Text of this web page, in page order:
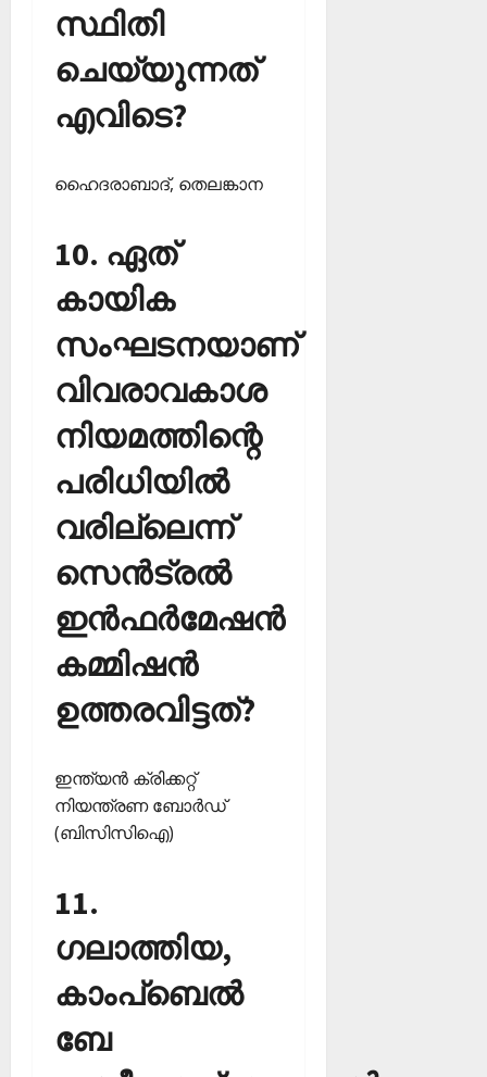
സ്ഥിതി
ചെയ്യുന്നത്
എവിടെ?
ഹൈദരാബാദ്, തെലങ്കാന
10. ഏത്
കായിക
സംഘടനയാണ്
വിവരാവകാശ
നിയമത്തിന്റെ
പരിധിയില്‍
വരില്ലെന്ന്
സെന്‍ട്രല്‍
ഇന്‍ഫര്‍മേഷന്‍
കമ്മിഷന്‍
ഉത്തരവിട്ടത്?
ഇന്ത്യന്‍ ക്രിക്കറ്റ്
നിയന്ത്രണ ബോര്‍ഡ്
(ബിസിസിഐ)
11.
ഗലാത്തിയ,
കാംപ്‌ബെല്‍
ബേ